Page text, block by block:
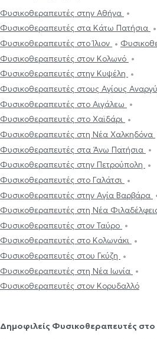
Φυσικοθεραπευτές στην Αθήνα
Φυσικοθεραπευτές στα Κάτω Πατήσια
Φυσικοθεραπευτές στο Ίλιον
Φυσικοθεραπευτές στον Κολωνό
Φυσικοθεραπευτές στην Κυψέλη
Φυσικοθεραπευτές στους Αγίους
Φυσικοθεραπευτές στο Αιγάλεω
Φυσικοθεραπευτές στο Χαϊδάρι
Φυσικοθεραπευτές στη Νέα Χαλκηδόνα
Φυσικοθεραπευτές στα Άνω Πατήσια
Φυσικοθεραπευτές στην Πετρούπολη
Φυσικοθεραπευτές στο Γαλάτσι
Φυσικοθεραπευτές στην Αγία Βαρβάρα
Φυσικοθεραπευτές στη Νέα
Φυσικοθεραπευτές στον Ταύρο
Φυσικοθεραπευτές στο Κολωνάκι
Φυσικοθεραπευτές στου Γκύζη
Φυσικοθεραπευτές στη Νέα Ιωνία
Φυσικοθεραπευτές στον Κορυδαλλό
Δημοφιλείς Φυσικοθεραπευτές στο